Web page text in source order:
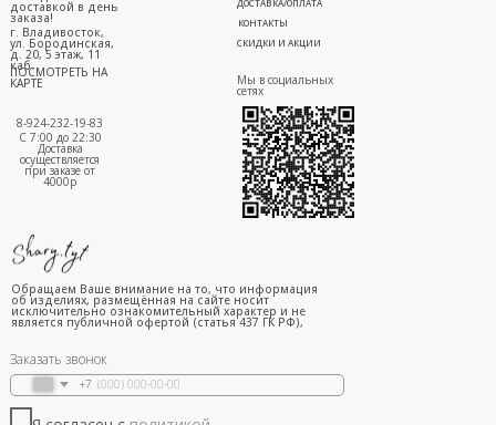
г. Владивосток,
ул. Бородинская,
д. 20, 5 этаж, 11
каб.
ПОСМОТРЕТЬ НА
КАРТЕ
ДОСТАВКА/ОПЛАТА
СКИДКИ И АКЦИИ
КОНТАКТЫ
8-924-232-19-83
С 7:00 до 22:30
Доставка
осуществляется
при заказе от
4000р
доставкой в день
заказа!
Мы в социальных
сетях
Заказать звонок
+7
Обращаем Ваше внимание на то, что информация
об изделиях, размещённая на сайте носит
исключительно ознакомительный характер и не
является публичной офертой (статья 437 ГК РФ),